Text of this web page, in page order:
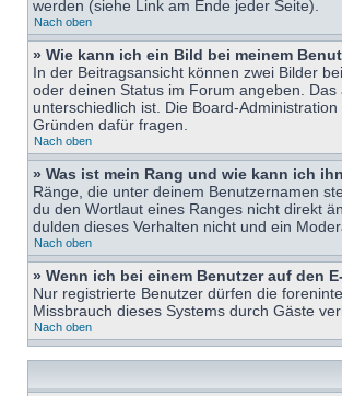
werden (siehe Link am Ende jeder Seite).
Nach oben
» Wie kann ich ein Bild bei meinem
In der Beitragsansicht können zwei Bilder
oder deinen Status im Forum angeben.
unterschiedlich ist. Die Board-
Gründen dafür fragen.
Nach oben
» Was ist mein Rang und wie kann ich
Ränge, die unter deinem Benutzernamen
du den Wortlaut eines Ranges nicht direkt
dulden dieses Verhalten nicht und ein
Nach oben
» Wenn ich bei einem Benutzer auf den
Nur registrierte Benutzer dürfen die
Missbrauch dieses Systems durch Gäste
Nach oben